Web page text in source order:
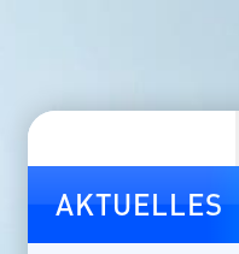
Suchen
AKTUELLES